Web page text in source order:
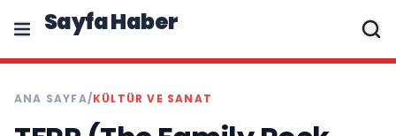
Sayfa Haber
ANA SAYFA/KÜLTÜR VE SANAT